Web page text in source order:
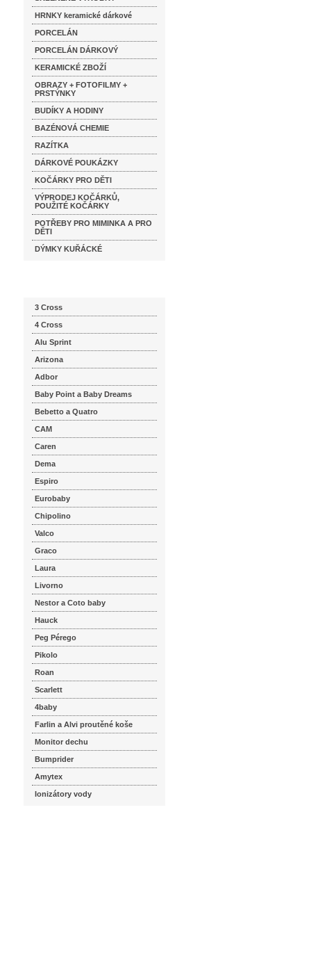
HRNKY keramické dárkové
PORCELÁN
PORCELÁN DÁRKOVÝ
KERAMICKÉ ZBOŽÍ
OBRAZY + FOTOFILMY +
PRSTÝNKY
BUDÍKY A HODINY
BAZÉNOVÁ CHEMIE
RAZÍTKA
DÁRKOVÉ POUKÁZKY
KOČÁRKY PRO DĚTI
VÝPRODEJ KOČÁRKŮ,
POUŽITÉ KOČÁRKY
POTŘEBY PRO MIMINKA A PRO
DĚTI
DÝMKY KUŘÁCKÉ
3 Cross
4 Cross
Alu Sprint
Arizona
Adbor
Baby Point a Baby Dreams
Bebetto a Quatro
CAM
Caren
Dema
Espiro
Eurobaby
Chipolino
Valco
Graco
Laura
Livorno
Nestor a Coto baby
Hauck
Peg Pérego
Pikolo
Roan
Scarlett
4baby
Farlin a Alvi proutěné koše
Monitor dechu
Bumprider
Amytex
Ionizátory vody